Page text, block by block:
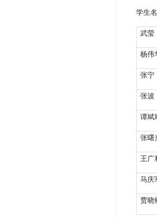
学生
武莹
杨伟
张宁
张波
谭斌
张曙
王广
马庆
贾晓